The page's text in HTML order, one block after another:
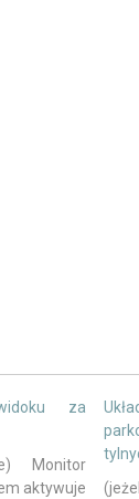
za
Monitor
aktywuje